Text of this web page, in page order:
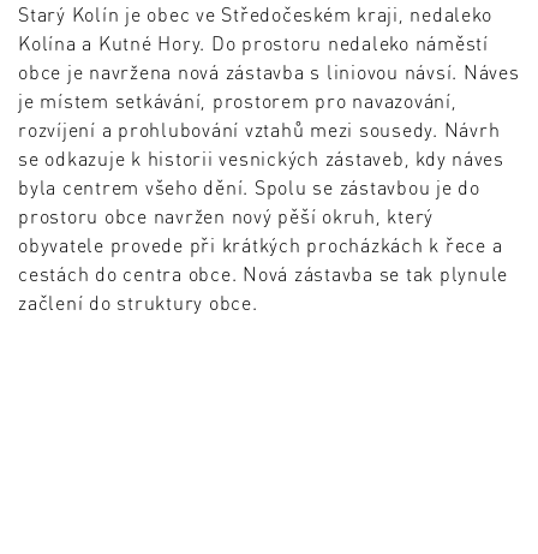
Starý Kolín je obec ve Středočeském kraji, nedaleko
Kolína a Kutné Hory. Do prostoru nedaleko náměstí
obce je navržena nová zástavba s liniovou návsí. Náves
je místem setkávání, prostorem pro navazování,
rozvíjení a prohlubování vztahů mezi sousedy. Návrh
se odkazuje k historii vesnických zástaveb, kdy náves
byla centrem všeho dění. Spolu se zástavbou je do
prostoru obce navržen nový pěší okruh, který
obyvatele provede při krátkých procházkách k řece a
cestách do centra obce. Nová zástavba se tak plynule
začlení do struktury obce.